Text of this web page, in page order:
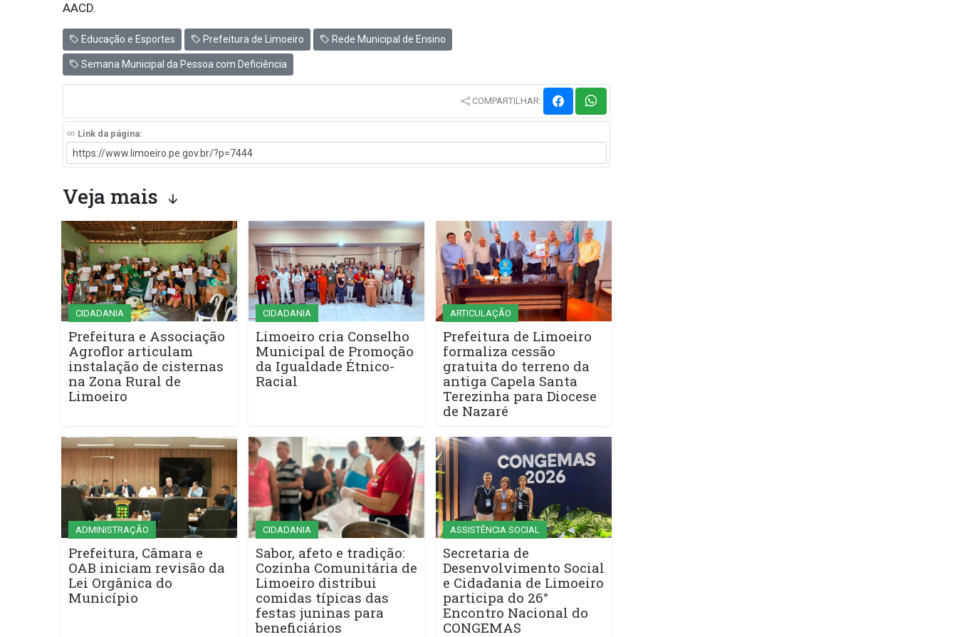
AACD.
Educação e Esportes Prefeitura de Limoeiro Rede Municipal de Ensino
Semana Municipal da Pessoa com Deficiência
COMPARTILHAR:
Link da página:
Veja mais
CIDADANIA
Prefeitura e Associação
Agroflor articulam
instalação de cisternas
na Zona Rural de
Limoeiro
CIDADANIA
Limoeiro cria Conselho
Municipal de Promoção
da Igualdade Étnico-
Racial
ARTICULAÇÃO
Prefeitura de Limoeiro
formaliza cessão
gratuita do terreno da
antiga Capela Santa
Terezinha para Diocese
de Nazaré
ADMINISTRAÇÃO
Prefeitura, Câmara e
OAB iniciam revisão da
Lei Orgânica do
Município
CIDADANIA
Sabor, afeto e tradição:
Cozinha Comunitária de
Limoeiro distribui
comidas típicas das
festas juninas para
beneficiários
ASSISTÊNCIA SOCIAL
Secretaria de
Desenvolvimento Social
e Cidadania de Limoeiro
participa do 26°
Encontro Nacional do
CONGEMAS